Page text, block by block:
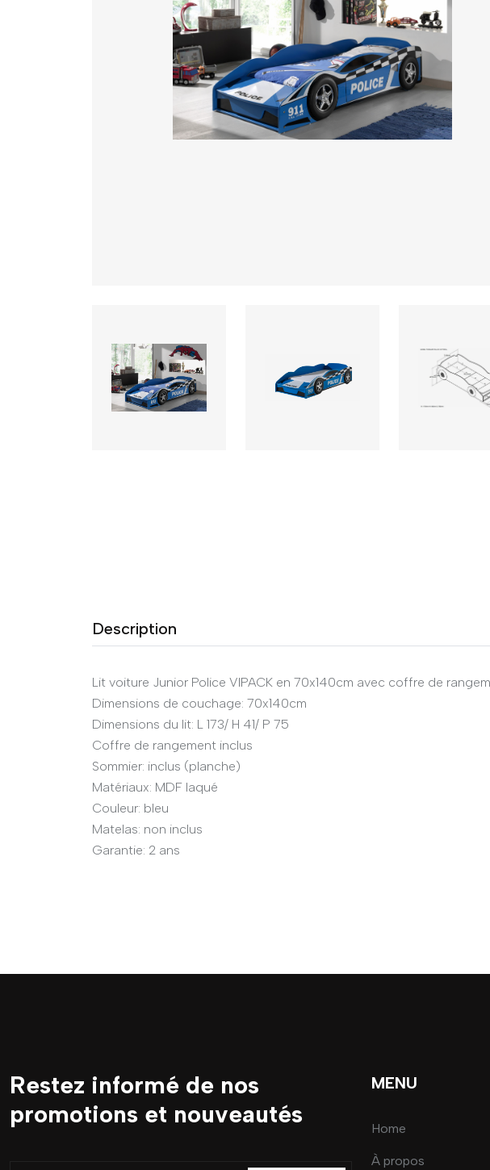
Description
Lit voiture Junior Police VIPACK en 70x140cm avec coffre de
Dimensions de couchage: 70x140cm
Dimensions du lit: L 173/ H 41/ P 75
Coffre de rangement inclus
Sommier: inclus (planche)
Matériaux: MDF laqué
Couleur: bleu
Matelas: non inclus
Garantie: 2 ans
Restez informé de nos
promotions et nouveautés
MENU
Home
À propos